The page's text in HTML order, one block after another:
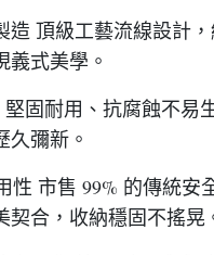
造 頂級工藝流線設計
義式美學。
固耐用、抗腐蝕不易
久彌新。
性 市售 99% 的傳統安
契合，收納穩固不搖晃